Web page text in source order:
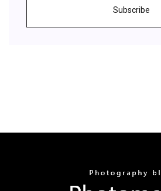
Subscribe